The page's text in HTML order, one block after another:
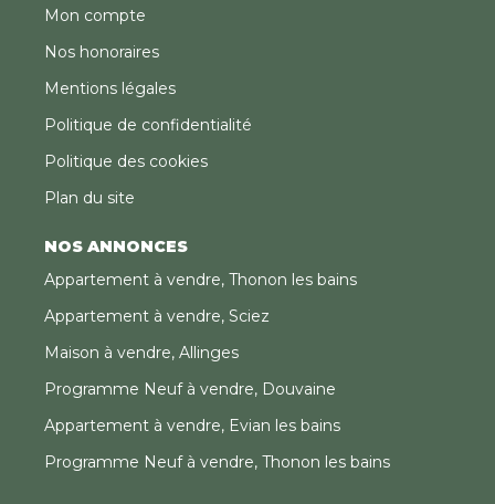
Mon compte
Nos honoraires
Mentions légales
Politique de confidentialité
Politique des cookies
Plan du site
NOS ANNONCES
Appartement à vendre, Thonon les bains
Appartement à vendre, Sciez
Maison à vendre, Allinges
Programme Neuf à vendre, Douvaine
Appartement à vendre, Evian les bains
Programme Neuf à vendre, Thonon les bains